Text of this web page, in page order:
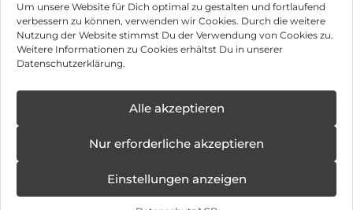
Um unsere Website für Dich optimal zu gestalten und fortlaufend
verbessern zu können, verwenden wir Cookies. Durch die weitere
Nutzung der Website stimmst Du der Verwendung von Cookies zu.
Weitere Informationen zu Cookies erhältst Du in unserer
Datenschutzerklärung.
Alle akzeptieren
Nur erforderliche akzeptieren
Einstellungen anzeigen
Impressum
Hinweis zur Batterieentsorgung
Newsletter
Können wir Dir behilflich sein?